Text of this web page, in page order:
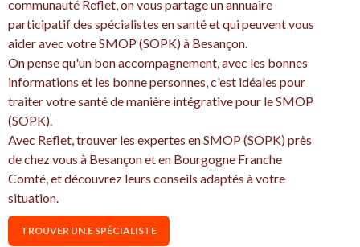
communauté Reflet, on vous partage un annuaire
participatif des spécialistes en santé et qui peuvent vous
aider avec votre SMOP (SOPK) à Besançon.
On pense qu'un bon accompagnement, avec les bonnes
informations et les bonne personnes, c'est idéales pour
traiter votre santé de manière intégrative pour le SMOP
(SOPK).
Avec Reflet, trouver les expertes en SMOP (SOPK) près
de chez vous à Besançon et en Bourgogne Franche
Comté, et découvrez leurs conseils adaptés à votre
situation.
TROUVER UN.E SPÉCIALISTE